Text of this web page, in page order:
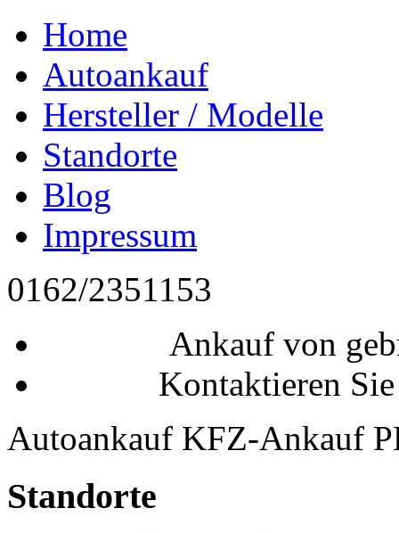
Home
Autoankauf
Hersteller / Modelle
Standorte
Blog
Impressum
0162/2351153
Ankauf von
Kontaktieren
Autoankauf KFZ-Ankauf
Standorte